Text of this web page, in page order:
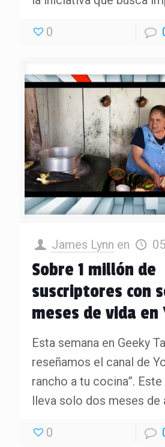
0
James Lynn en
Sobre 1 millón de
suscriptores con
meses de vida en
Esta semana en Geeky
reseñamos el canal de
rancho a tu cocina”.
lleva solo dos meses de
0